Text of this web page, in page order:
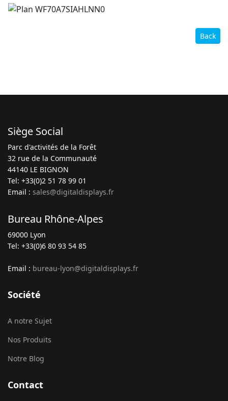
Back
Siège Social
Parc d'activités de la Forêt
32 rue de la Communauté
44140 LE BIGNON
Tel: +33(0)2 51 78 99 01
Email : sales@digitaldisplays.fr
Bureau Rhône-Alpes
69000 Lyon
Tel: +33(0)6 80 93 54 85
Email : bureau-lyon@digitaldisplays.fr
Société
A notre Sujet
Nos Produits
Notre Blog
Contact